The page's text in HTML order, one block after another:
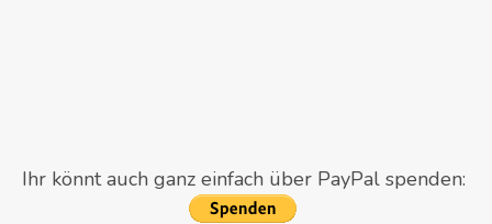
Ihr könnt auch ganz einfach über PayPal spenden: